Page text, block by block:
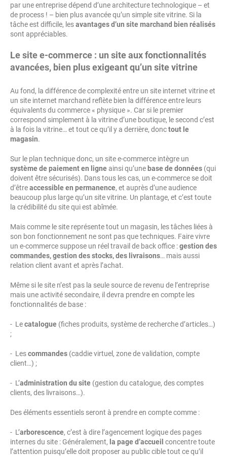
par une entreprise dépend d’une architecture technologique – et
de process ! – bien plus avancée qu’un simple site vitrine. Si la
tâche est difficile, lesavantages d’un site marchand bien réalisés
sont appréciables.
Le site e-commerce : un site aux fonctionnalités
avancées, bien plus exigeant qu’un site vitrine
Au fond, la différence de complexité entre un site internet vitrine et
un site internet marchand reflète bien la différence entre leurs
équivalents du commerce « physique ». Car si le premier
correspond simplement à la vitrine d’une boutique, le second c’est
à la fois la vitrine… et tout ce qu’il y a derrière, donctout le
magasin.
Sur le plan technique donc, un site e-commerce intègre un
système de paiement en ligneainsi qu’une base de données (qui
doivent être sécurisés). Dans tous les cas, un e-commerce se doit
d’êtreaccessible en permanence, et auprès d’une audience
beaucoup plus large qu’un site vitrine. Un plantage, et c’est toute
la crédibilité du site qui est abîmée.
Mais comme le site représente tout un magasin, les tâches liées à
son bon fonctionnement ne sont pas que techniques. Faire vivre
un e-commerce suppose un réel travail de back office :gestion des
commandes, gestion des stocks, des livraisons… mais aussi
relation client avant et après l’achat.
Même si le site n’est pas la seule source de revenu de l’entreprise
mais une activité secondaire, il devra prendre en compte les
fonctionnalités de base :
- Lecatalogue (fiches produits, système de recherche d’articles…)
;
- Lescommandes (caddie virtuel, zone de validation, compte
client…) ;
- L’administration du site (gestion du catalogue, des comptes
clients, des livraisons…).
Des éléments essentiels seront à prendre en compte comme :
- L’arborescence, c’est à dire l’agencement logique des pages
internes du site : Généralement, la page d’accueil concentre toute
l’attention puisqu’elle doit proposer au public cible tout ce qu’il